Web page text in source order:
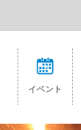
イベント